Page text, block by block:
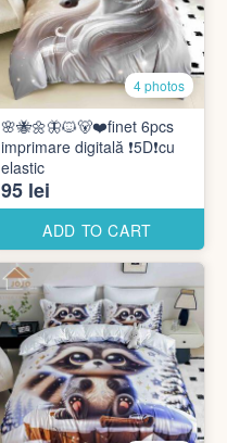
4 photos
🌸🐝🌼🦋🐱🐻❤️finet 6pcs
imprimare digitală ❗️5D❗️cu
elastic
95 lei
ADD TO CART